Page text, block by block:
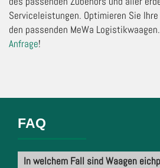
Serviceleistungen. Optimieren Sie
den passenden MeWa
Anfrage!
FAQ
In welchem Fall sind Waagen